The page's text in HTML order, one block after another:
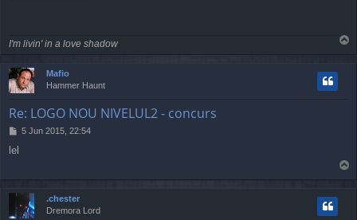
I'm livin' in a love shadow
Mafio
Hammer Haunt
Re: LOGO NOU NIVELUL2 - concurs
P
s
5 Jun 2015, 22:54
lel
o
.chester
Dremora Lord